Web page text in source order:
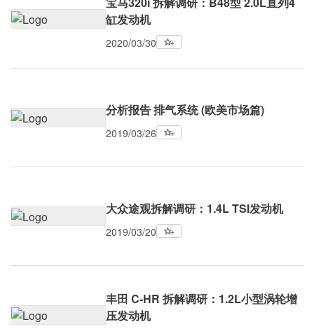
缸发动机
2020/03/30
分析报告 排气系统 (欧美市场篇)
2019/03/26
大众途观拆解调研：1.4L TSI发动机
2019/03/20
丰田 C-HR 拆解调研：1.2L小型涡轮增
压发动机